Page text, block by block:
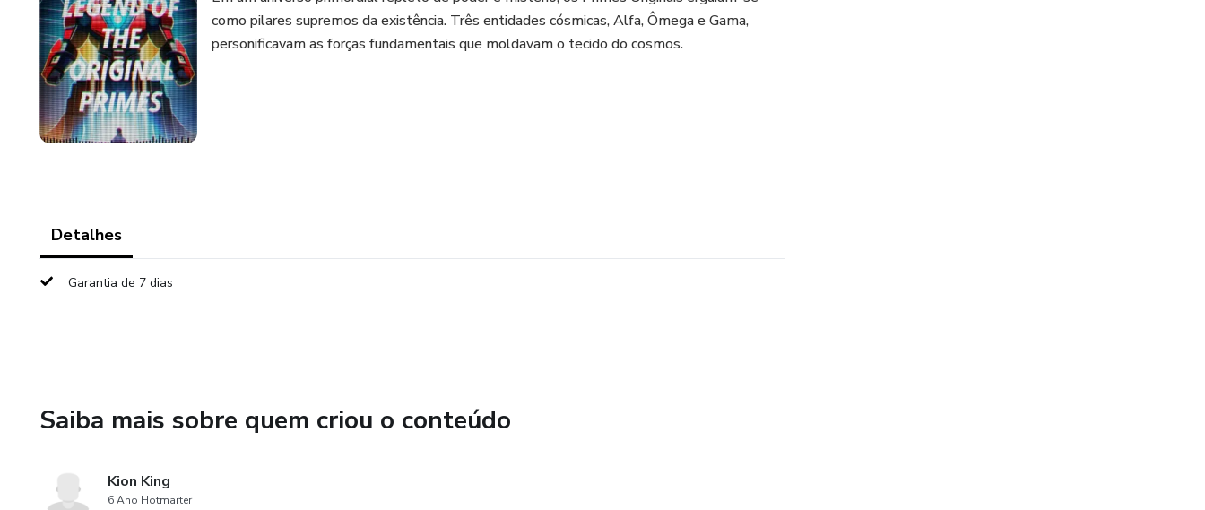
como pilares supremos da existência. Três entidades cósmicas, Alfa, Ômega e Gama,
personificavam as forças fundamentais que moldavam o tecido do cosmos.
Detalhes
Garantia de 7 dias
Saiba mais sobre quem criou o conteúdo
Kion King
6 Ano Hotmarter